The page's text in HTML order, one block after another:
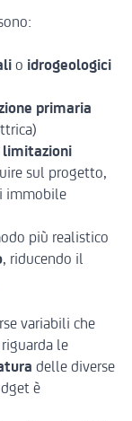
o idrogeologici
primaria
limitazioni
sul progetto,
immobile
più realistico
, riducendo il
variabili che
le
delle diverse
è